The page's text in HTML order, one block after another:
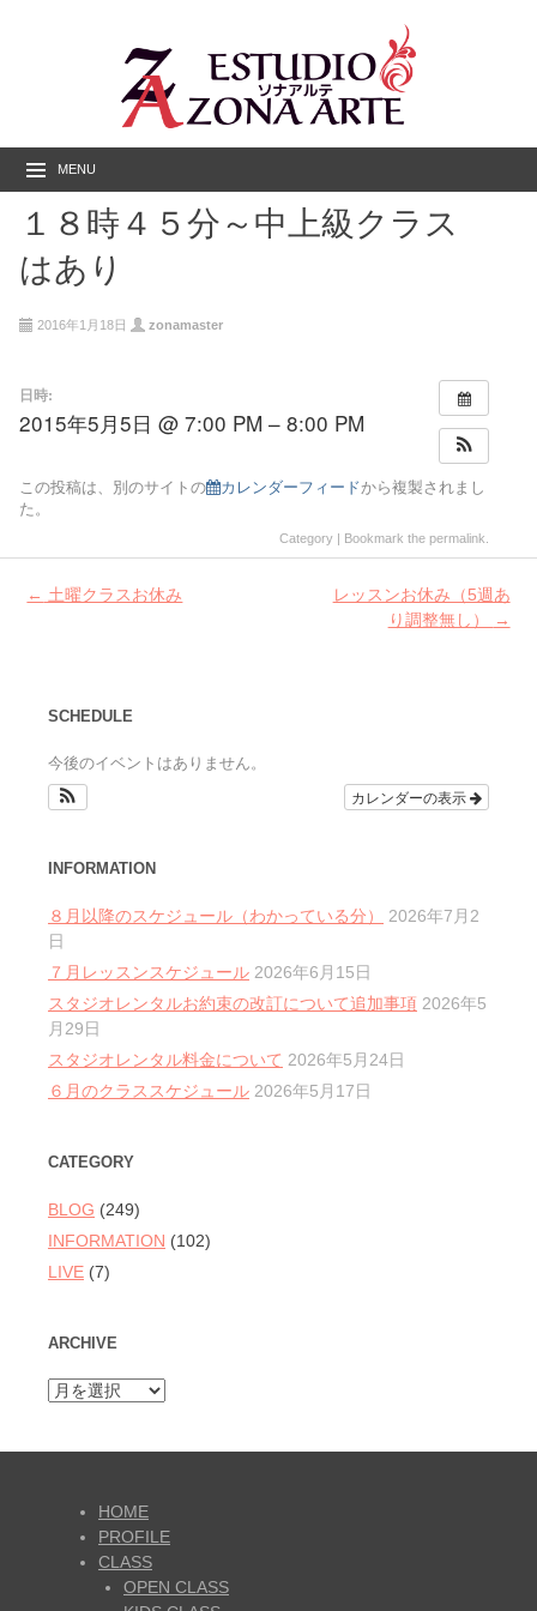
MENU
１８時４５分～中上級クラス
はあり
2016年1月18日 zonamaster
日時:
2015年5月5日 @ 7:00 PM – 8:00 PM
この投稿は、別のサイトの カレンダーフィードから複製されまし
た。
Category | Bookmark the permalink
Post
← 土曜クラスお休み
レッスンお休み（5週あ
り調整無し）
→
SCHEDULE
今後のイベントはありません。
カレンダーの表示
INFORMATION
８月以降のスケジュール（わかっている分）
2026年7月2
日
７月レッスンスケジュール 2026年6月15日
スタジオレンタルお約束の改訂について追加事項 2026年5
月29日
スタジオレンタル料金について 2026年5月24日
６月のクラススケジュール 2026年5月17日
CATEGORY
BLOG (249)
INFORMATION (102)
LIVE (7)
ARCHIVE
ARCHIVE
HOME
PROFILE
CLASS
OPEN CLASS